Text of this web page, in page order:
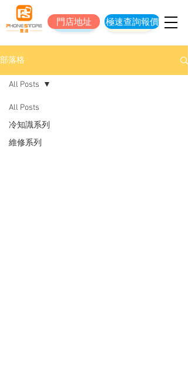
立即預約維修
門店地址
門店地址 極速查詢報價
部落格
All Posts
冷知識系列
維修系列
All Posts